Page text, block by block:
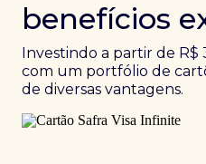
benefícios
Investindo a partir de R$
com um portfólio de
de diversas vantagens.